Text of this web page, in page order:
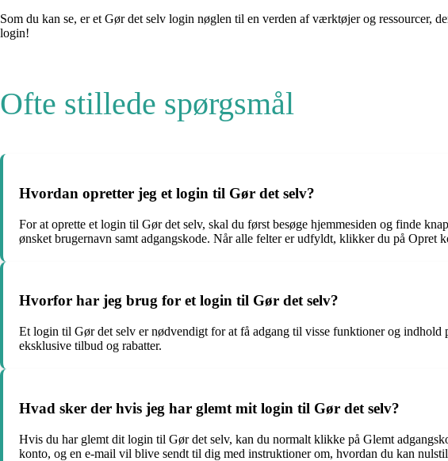
Som du kan se, er et Gør det selv login nøglen til en verden af værktøjer og ressourcer,
login!
Ofte stillede spørgsmål
Hvordan opretter jeg et login til Gør det selv?
For at oprette et login til Gør det selv, skal du først besøge hjemmesiden og finde
ønsket brugernavn samt adgangskode. Når alle felter er udfyldt, klikker du på Opret
Hvorfor har jeg brug for et login til Gør det selv?
Et login til Gør det selv er nødvendigt for at få adgang til visse funktioner og
eksklusive tilbud og rabatter.
Hvad sker der hvis jeg har glemt mit login til Gør det selv?
Hvis du har glemt dit login til Gør det selv, kan du normalt klikke på Glemt
konto, og en e-mail vil blive sendt til dig med instruktioner om, hvordan du kan